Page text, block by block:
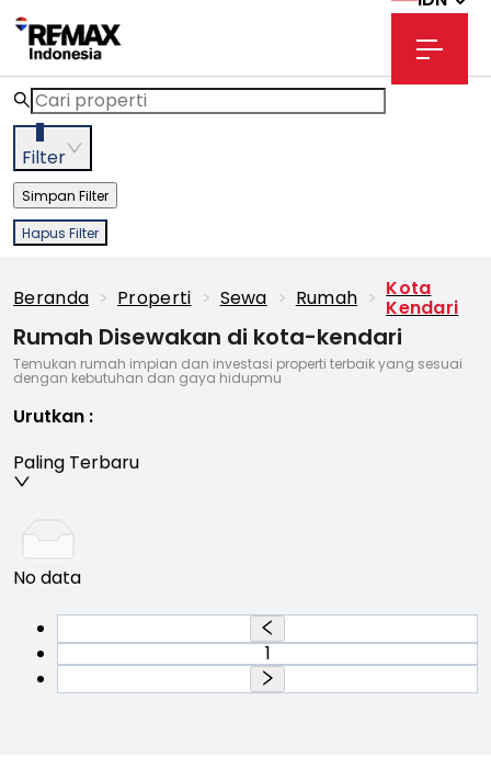
3
Filter
Simpan Filter
Hapus Filter
Beranda > Properti > Sewa > Rumah > Kota
Kendari
Rumah Disewakan di kota-kendari
Temukan rumah impian dan investasi properti terbaik yang sesuai
dengan kebutuhan dan gaya hidupmu
Urutkan :
Paling Terbaru
No data
1